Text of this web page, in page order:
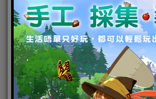
隨附特典的特別版《Bayonetta 3 Trinity
Edition》(日文版)亦同時發售
《蓓優妮塔3》除了普通版之外，隨附
版《Bayonetta 3 Trinity Masquerade
同時發售。